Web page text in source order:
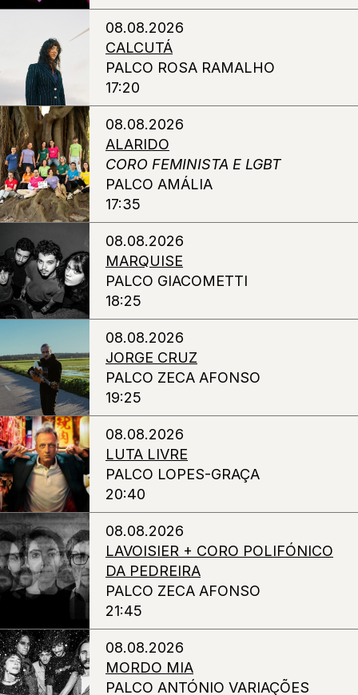
08.08.2026
CALCUTÁ
PALCO ROSA RAMALHO
17:20
08.08.2026
ALARIDO
CORO FEMINISTA E LGBT
PALCO AMÁLIA
17:35
08.08.2026
MARQUISE
PALCO GIACOMETTI
18:25
08.08.2026
JORGE CRUZ
PALCO ZECA AFONSO
19:25
08.08.2026
LUTA LIVRE
PALCO LOPES-GRAÇA
20:40
08.08.2026
LAVOISIER + CORO POLIFÓNICO
DA PEDREIRA
PALCO ZECA AFONSO
21:45
08.08.2026
MORDO MIA
PALCO ANTÓNIO VARIAÇÕES